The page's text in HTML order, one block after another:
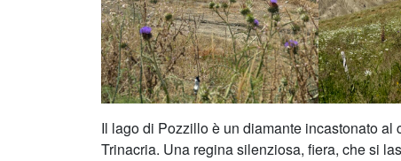
Il lago di Pozzillo è un diamante incastonato
Trinacria. Una regina silenziosa, fiera, che si